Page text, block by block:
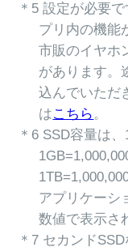
＊5 設定が必要
プリ内の機能
市販のイヤホ
があります。
込んでいただ
はこちら。
＊6 SSD容量は
アプリケーシ
数値で表示さ
＊7 セカンド